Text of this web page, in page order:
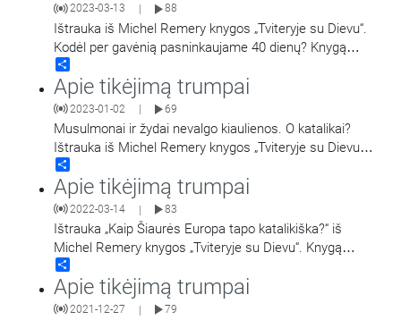
2023-03-13 88
Ištrauka iš Michel Remery knygos „Tviteryje su Dievu“.
Kodėl per gavėnią pasninkaujame 40 dienų? Knygą
išleido „Spaudos lanko“ leidykla, 2019 m.
Apie tikėjimą trumpai
2023-01-02 69
Musulmonai ir žydai nevalgo kiaulienos. O katalikai?
Ištrauka iš Michel Remery knygos „Tviteryje su Dievu“.
Knygą išleido „Spaudos lanko“ leidykla, 2019
Apie tikėjimą trumpai
2022-03-14 | 83
Ištrauka „Kaip Šiaurės Europa tapo katalikiška?“ iš
Michel Remery knygos „Tviteryje su Dievu“. Knygą
išleido „Spaudos lanko“ leidykla, 2019 m.
Apie tikėjimą trumpai
2021-12-27 | 79